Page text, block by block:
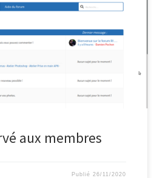
aux membres
Publié 26/11/2020